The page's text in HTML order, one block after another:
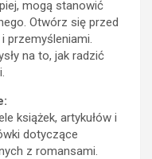
mogą stanowić
Otwórz się przed
przemyśleniami.
na to, jak radzić
książek, artykułów i
dotyczące
z romansami.